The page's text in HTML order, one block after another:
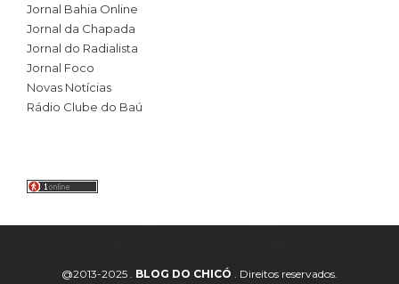
Jornal Bahia Online
Jornal da Chapada
Jornal do Radialista
Jornal Foco
Novas Notícias
Rádio Clube do Baú
@2013-2025 . BLOG DO CHICÓ . Direitos reservados.